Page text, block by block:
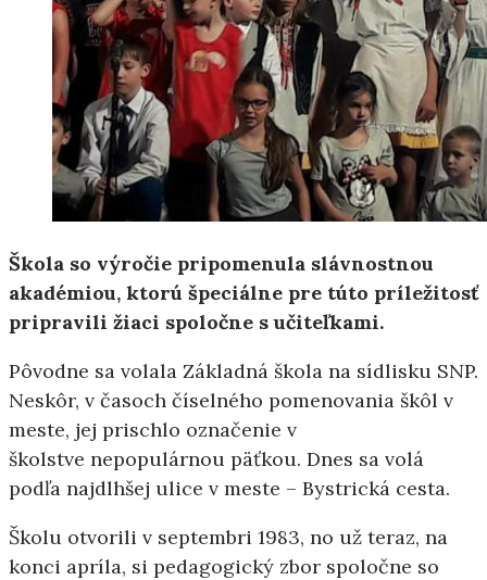
Škola so výročie pripomenula slávnostnou
akadémiou, ktorú špeciálne pre túto príležitosť
pripravili žiaci spoločne s učiteľkami.
Pôvodne sa volala Základná škola na sídlisku SNP.
Neskôr, v časoch číselného pomenovania škôl v
meste, jej prischlo označenie v
školstve nepopulárnou päťkou. Dnes sa volá
podľa najdlhšej ulice v meste – Bystrická cesta.
Školu otvorili v septembri 1983, no už teraz, na
konci apríla, si pedagogický zbor spoločne so